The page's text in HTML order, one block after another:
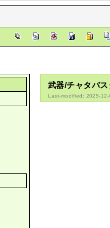
武器/チャタバス
Last-modified: 2025-